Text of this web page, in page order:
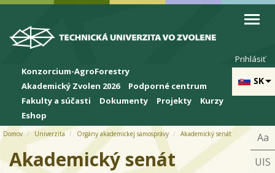
Skip to cookies
Skip to navigation
Skočiť na hlavný obsah
SK
Prihlásiť
Konzorcium-AgroForestry
Akademický Zvolen 2026
Podporné centrum
Fakulty a súčasti
Dokumenty Projekty
Kurzy
Eshop
Aa
UIS
Domov Univerzita Orgány akademickej samosprávy Akademický senát
Akademický senát